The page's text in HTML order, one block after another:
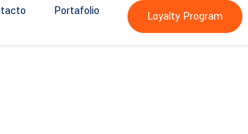
Portafolio Loyalty Program